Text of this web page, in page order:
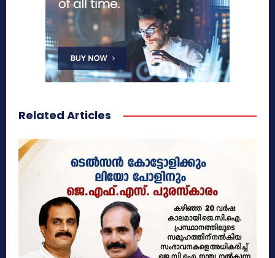
Related Articles